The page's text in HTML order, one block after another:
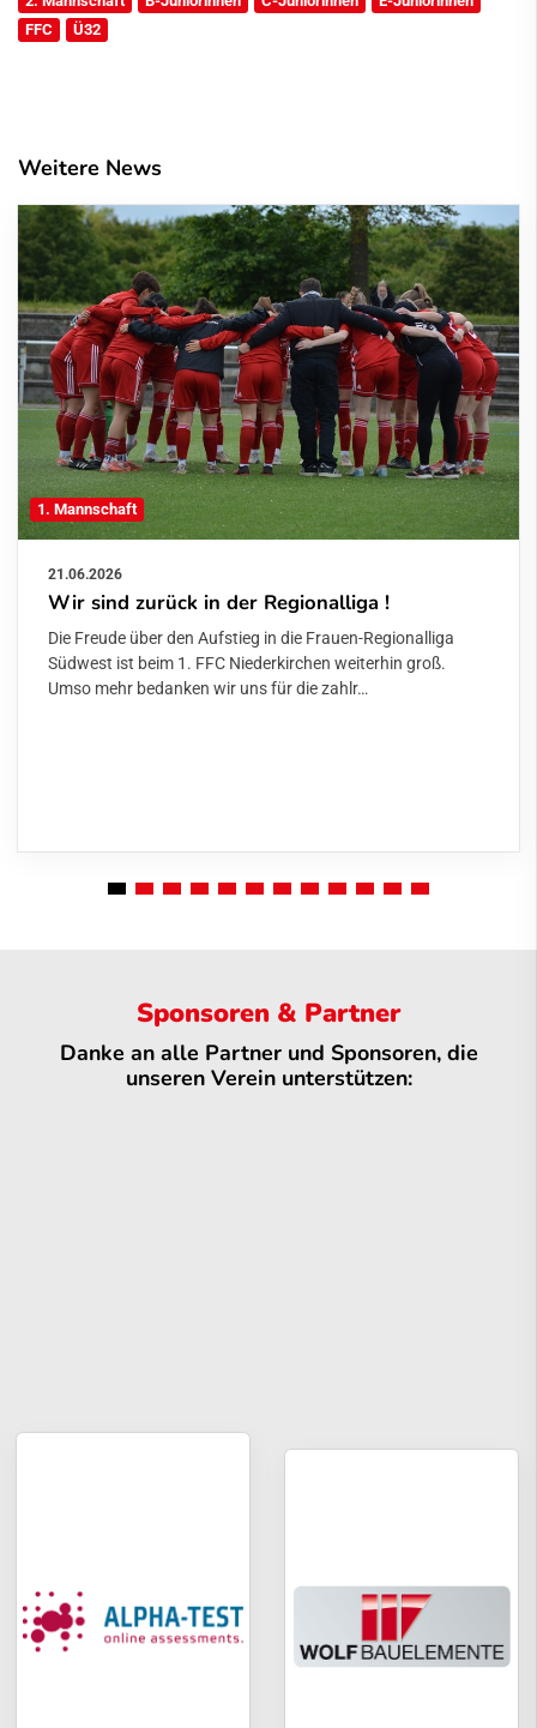
FFC
Ü32
Weitere News
1. Mannschaft
21.06.2026
Wir sind zurück in der Regionalliga !
Die Freude über den Aufstieg in die Frauen-Regionalliga
Südwest ist beim 1. FFC Niederkirchen weiterhin groß.
Umso mehr bedanken wir uns für die zahlr…
Sponsoren & Partner
Danke an alle Partner und Sponsoren, die
unseren Verein unterstützen: